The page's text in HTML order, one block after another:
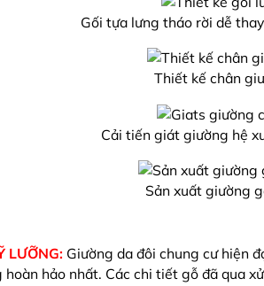
Gối tựa lưng tháo rời dễ
Thiết kế chân
Cải tiến giát giường hệ
Sản xuất giường
LƯỠNG: Giường da đôi chung cư hiện
hảo nhất. Các chi tiết gỗ đã qua